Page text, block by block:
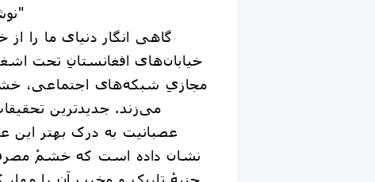
✍نوشته‌ی "اِما یانگ"
گاهی انگار دنیای ما را
خیابان‌های افغانستانِ تحت
مجازیِ شبکه‌های اجتماعی،
می‌زند. جدیدترین
عصبانیت به درک بهتر این
نشان داده است که خشمْ مصرفِ